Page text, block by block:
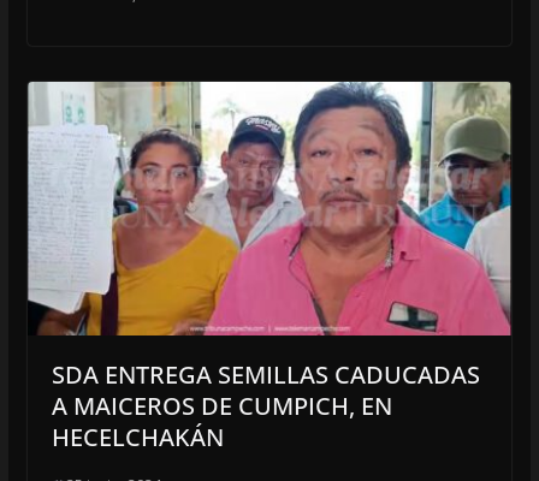
SDA ENTREGA SEMILLAS CADUCADAS
A MAICEROS DE CUMPICH, EN
HECELCHAKÁN